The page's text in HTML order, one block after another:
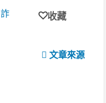
詐
收藏
文章來源